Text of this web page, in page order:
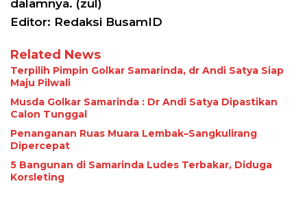
dalamnya. (zul)
Editor: Redaksi BusamID
Related News
Terpilih Pimpin Golkar Samarinda, dr Andi Satya Siap
Maju Pilwali
Musda Golkar Samarinda : Dr Andi Satya Dipastikan
Calon Tunggal
Penanganan Ruas Muara Lembak–Sangkulirang
Dipercepat
5 Bangunan di Samarinda Ludes Terbakar, Diduga
Korsleting